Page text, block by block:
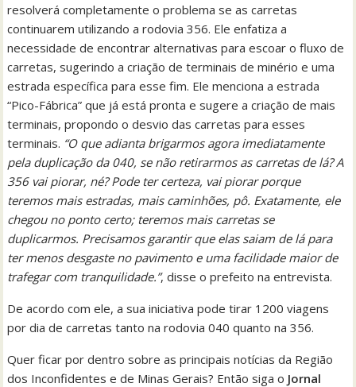
resolverá completamente o problema se as carretas
continuarem utilizando a rodovia 356. Ele enfatiza a
necessidade de encontrar alternativas para escoar o fluxo de
carretas, sugerindo a criação de terminais de minério e uma
estrada específica para esse fim. Ele menciona a estrada
“Pico-Fábrica” que já está pronta e sugere a criação de mais
terminais, propondo o desvio das carretas para esses
terminais. “O que adianta brigarmos agora imediatamente
pela duplicação da 040, se não retirarmos as carretas de lá? A
356 vai piorar, né? Pode ter certeza, vai piorar porque
teremos mais estradas, mais caminhões, pô. Exatamente, ele
chegou no ponto certo; teremos mais carretas se
duplicarmos. Precisamos garantir que elas saiam de lá para
ter menos desgaste no pavimento e uma facilidade maior de
trafegar com tranquilidade.”, disse o prefeito na entrevista.
De acordo com ele, a sua iniciativa pode tirar 1200 viagens
por dia de carretas tanto na rodovia 040 quanto na 356.
Quer ficar por dentro sobre as principais notícias da Região
dos Inconfidentes e de Minas Gerais? Então siga o Jornal